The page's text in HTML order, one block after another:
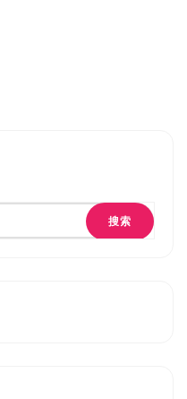
搜索